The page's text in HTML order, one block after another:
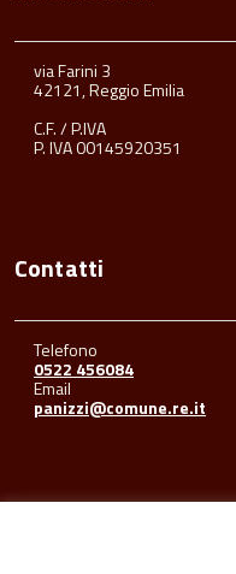
via Farini 3
42121, Reggio Emilia
C.F. / P.IVA
P. IVA 00145920351
Contatti
Telefono
0522 456084
Email
panizzi@comune.re.it